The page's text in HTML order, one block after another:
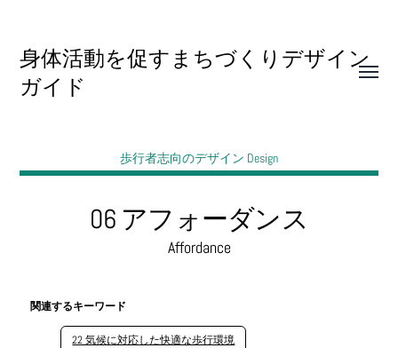
身体活動を促すまちづくりデザイン
ガイド
Toggle
歩行者志向のデザイン Design
06 アフォーダンス
Affordance
関連するキーワード
22 気候に対応した快適な歩行環境